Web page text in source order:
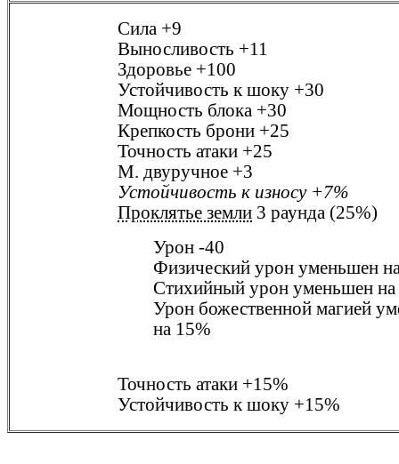
Сила +9
Выносливость +11
Здоровье +100
Устойчивость к шоку +30
Мощность блока +30
Крепкость брони +25
Точность атаки +25
М. двуручное +3
Устойчивость к износу +7%
Проклятье земли 3 раунда (25%)
Урон -40
Физический урон уменьшен
Стихийный урон уменьшен на
Урон божественной магией
на 15%
Точность атаки +15%
Устойчивость к шоку +15%